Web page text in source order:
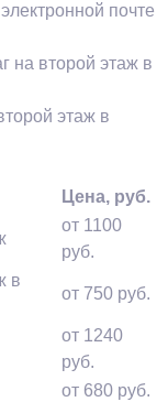
почте
на второй этаж в
этаж в
Цена, руб.
от 1100
руб.
в
от 750 руб.
от 1240
руб.
от 680 руб.